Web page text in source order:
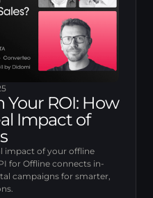
Your ROI: How
Impact of
impact of your offline
for Offline connects in-
campaigns for smarter,